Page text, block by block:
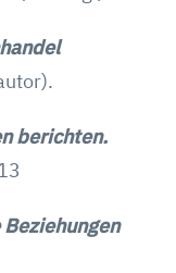
berichten.